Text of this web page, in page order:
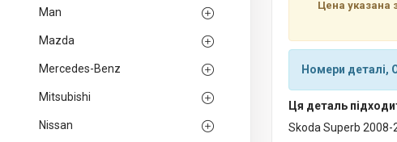
Man
Mazda
Mercedes-Benz
Mitsubishi
Nissan
Цена указана
Номери деталі,
Ця деталь
Skoda Superb 2008-